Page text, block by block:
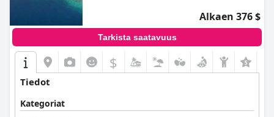
Alkaen 376 $
Tarkista saatavuus
$
Tiedot
Kategoriat